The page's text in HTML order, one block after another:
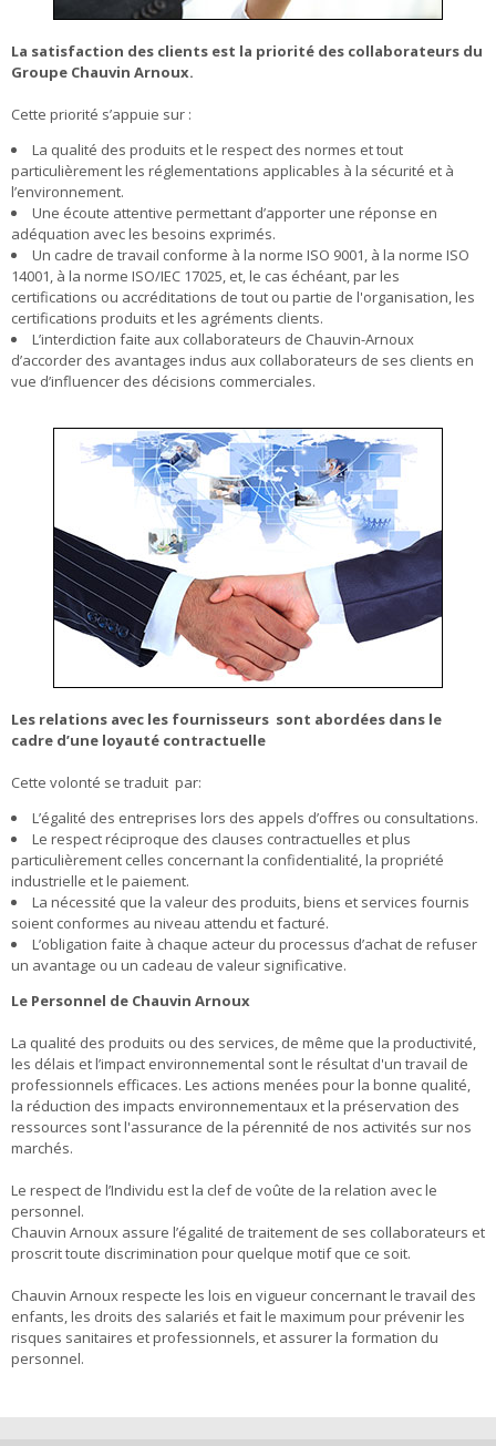
La satisfaction des clients est la priorité des collaborateurs du
Groupe Chauvin Arnoux.
Cette priorité s’appuie sur :
La qualité des produits et le respect des normes et tout
particulièrement les réglementations applicables à la sécurité et à
l’environnement.
Une écoute attentive permettant d’apporter une réponse en
adéquation avec les besoins exprimés.
Un cadre de travail conforme à la norme ISO 9001, à la norme ISO
14001, à la norme ISO/IEC 17025, et, le cas échéant, par les
certifications ou accréditations de tout ou partie de l'organisation, les
certifications produits et les agréments clients.
L’interdiction faite aux collaborateurs de Chauvin-Arnoux
d’accorder des avantages indus aux collaborateurs de ses clients en
vue d’influencer des décisions commerciales.
Les relations avec les fournisseurs sont abordées dans le
cadre d’une loyauté contractuelle
Cette volonté se traduit par:
L’égalité des entreprises lors des appels d’offres ou consultations.
Le respect réciproque des clauses contractuelles et plus
particulièrement celles concernant la confidentialité, la propriété
industrielle et le paiement.
La nécessité que la valeur des produits, biens et services fournis
soient conformes au niveau attendu et facturé.
L’obligation faite à chaque acteur du processus d’achat de refuser
un avantage ou un cadeau de valeur significative.
Le Personnel de Chauvin Arnoux
La qualité des produits ou des services, de même que la productivité,
les délais et l’impact environnemental sont le résultat d'un travail de
professionnels efficaces. Les actions menées pour la bonne qualité,
la réduction des impacts environnementaux et la préservation des
ressources sont l'assurance de la pérennité de nos activités sur nos
marchés.
Le respect de l’Individu est la clef de voûte de la relation avec le
personnel.
Chauvin Arnoux assure l’égalité de traitement de ses collaborateurs et
proscrit toute discrimination pour quelque motif que ce soit.
Chauvin Arnoux respecte les lois en vigueur concernant le travail des
enfants, les droits des salariés et fait le maximum pour prévenir les
risques sanitaires et professionnels, et assurer la formation du
personnel.